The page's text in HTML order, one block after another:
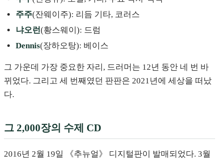
주주(잔웨이주): 리듬 기타, 코러스
냐오런(황스웨이): 드럼
Dennis(장하오탕): 베이스
그 가운데 가장 중요한 자리, 드러머는 12년 동안 네 번 바
뀌었다. 그리고 세 번째였던 판판은 2021년에 세상을 떠났
다.
그 2,000장의 수제 CD
2016년 2월 19일 《추뉴얼》 디지털판이 발매되었다. 3월